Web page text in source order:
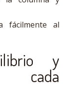
fácilmente al
y
cada